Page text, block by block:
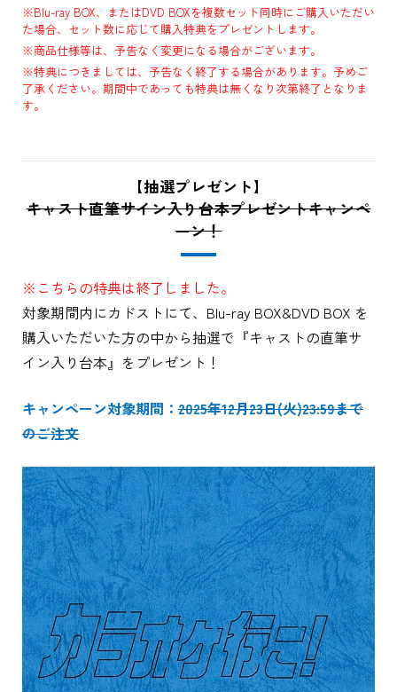
※Blu-ray BOX、またはDVD BOXを複数セット同時にご購入いただい
た場合、セット数に応じて購入特典をプレゼントします。
※商品仕様等は、予告なく変更になる場合がございます。
※特典につきましては、予告なく終了する場合があります。予めご
了承ください。期間中であっても特典は無くなり次第終了となりま
す。
【抽選プレゼント】
キャスト直筆サイン入り台本プレゼントキャンペ
ーン！
※こちらの特典は終了しました。
対象期間内にカドストにて、Blu-ray BOX&DVD BOX を
購入いただいた方の中から抽選で『キャストの直筆サ
イン入り台本』をプレゼント！
キャンペーン対象期間： 2025年12月23日(火)23:59まで
のご注文